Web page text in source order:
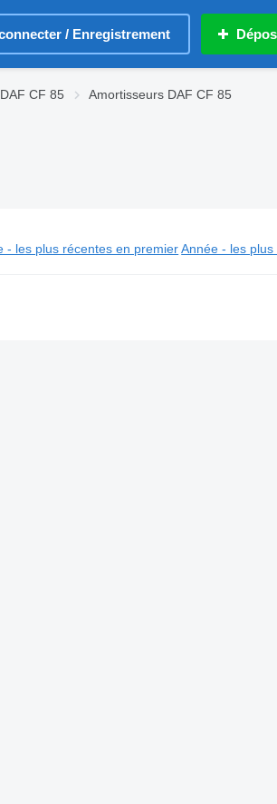
/ Enregistrement
CF 85 Amortisseurs DAF CF 85
- les plus récentes en premier Année - les